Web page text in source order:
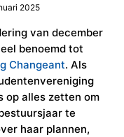
HBO
HBO | Ad
2025
van december
benoemd tot
Changeant. Als
op alles zetten om
te
haar plannen,